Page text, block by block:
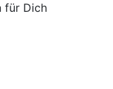
für Dich